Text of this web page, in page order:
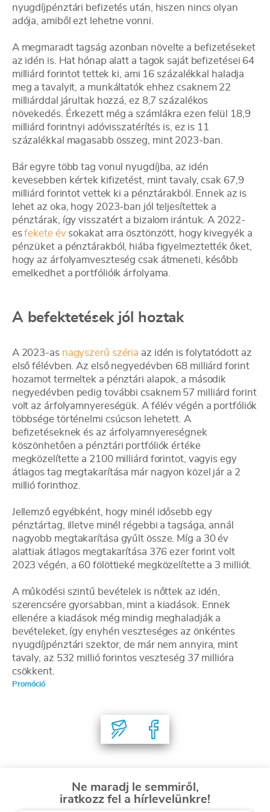
nyugdíjpénztári befizetés után, hiszen nincs olyan
adója, amiből ezt lehetne vonni.
A megmaradt tagság azonban növelte a befizetéseket
az idén is. Hat hónap alatt a tagok saját befizetései 64
milliárd forintot tettek ki, ami 16 százalékkal haladja
meg a tavalyit, a munkáltatók ehhez csaknem 22
milliárddal járultak hozzá, ez 8,7 százalékos
növekedés. Érkezett még a számlákra ezen felül 18,9
milliárd forintnyi adóvisszatérítés is, ez is 11
százalékkal magasabb összeg, mint 2023-ban.
Bár egyre több tag vonul nyugdíjba, az idén
kevesebben kértek kifizetést, mint tavaly, csak 67,9
milliárd forintot vettek ki a pénztárakból. Ennek az is
lehet az oka, hogy 2023-ban jól teljesítettek a
pénztárak, így visszatért a bizalom irántuk. A 2022-
esfekete év sokakat arra ösztönzött, hogy kivegyék a
pénzüket a pénztárakból, hiába figyelmeztették őket,
hogy az árfolyamveszteség csak átmeneti, később
emelkedhet a portfólióik árfolyama.
A befektetések jól hoztak
A 2023-as nagyszerű széria az idén is folytatódott az
első félévben. Az első negyedévben 68 milliárd forint
hozamot termeltek a pénztári alapok, a második
negyedévben pedig további csaknem 57 milliárd forint
volt az árfolyamnyereségük. A félév végén a portfóliók
többsége történelmi csúcson lehetett. A
befizetéseknek és az árfolyamnyereségnek
köszönhetően a pénztári portfóliók értéke
megközelítette a 2100 milliárd forintot, vagyis egy
átlagos tag megtakarítása már nagyon közel jár a 2
millió forinthoz.
Jellemző egyébként, hogy minél idősebb egy
pénztártag, illetve minél régebbi a tagsága, annál
nagyobb megtakarítása gyűlt össze. Míg a 30 év
alattiak átlagos megtakarítása 376 ezer forint volt
2023 végén, a 60 fölöttieké megközelítette a 3 milliót.
A működési szintű bevételek is nőttek az idén,
szerencsére gyorsabban, mint a kiadások. Ennek
ellenére a kiadások még mindig meghaladják a
bevételeket, így enyhén veszteséges az önkéntes
nyugdíjpénztári szektor, de már nem annyira, mint
tavaly, az 532 millió forintos veszteség 37 millióra
csökkent.
Promóció
Ne maradj le semmiről,
iratkozz fel a hírlevelünkre!